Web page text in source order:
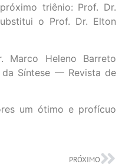
triênio: Prof. Dr.
o Prof. Dr. Elton
Marco Heleno Barreto
Síntese — Revista de
um ótimo e profícuo
PRÓXIMO